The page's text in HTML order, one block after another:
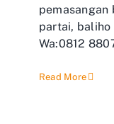
pemasangan
partai,
Wa:0812
Read More